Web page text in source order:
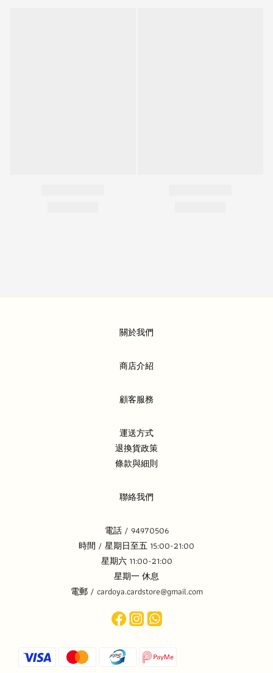
關於我們
商店介紹
顧客服務
運送方式
退換貨政策
條款與細則
聯絡我們
電話 / 94970506
時間 / 星期日至五 15:00-21:00
星期六 11:00-21:00
星期一 休息
電郵 / cardoya.cardstore@gmail.com